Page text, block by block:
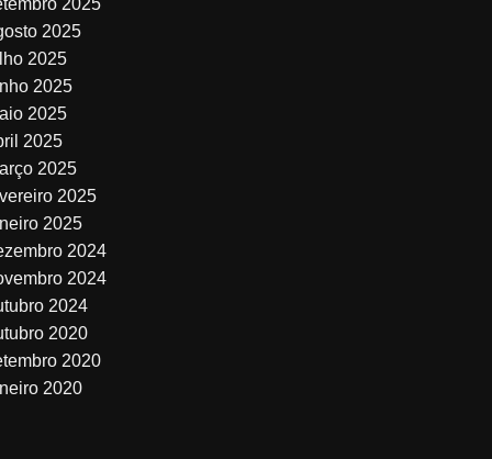
2025
2025
2025
2025
2025
2025
2025
2025
2025
2024
2024
2024
2020
2020
2020